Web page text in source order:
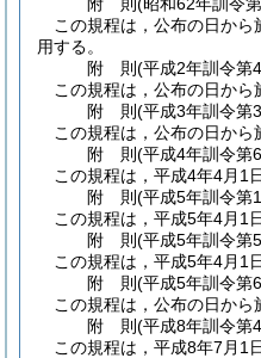
この規程は，公布の日か
用する。
附 則(平成2年訓令第
この規程は，公布の日から
附 則(平成3年訓令第
この規程は，公布の日から
附 則(平成4年訓令第
この規程は，平成4年4月1
附 則(平成5年訓令第
この規程は，平成5年4月1
附 則(平成5年訓令第
この規程は，平成5年4月1
附 則(平成5年訓令第
この規程は，公布の日から
附 則(平成8年訓令第
この規程は，平成8年7月1